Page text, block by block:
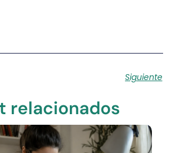
Siguiente
relacionados